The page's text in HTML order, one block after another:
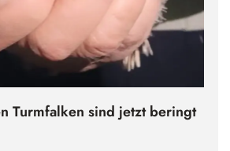
Turmfalken sind jetzt beringt